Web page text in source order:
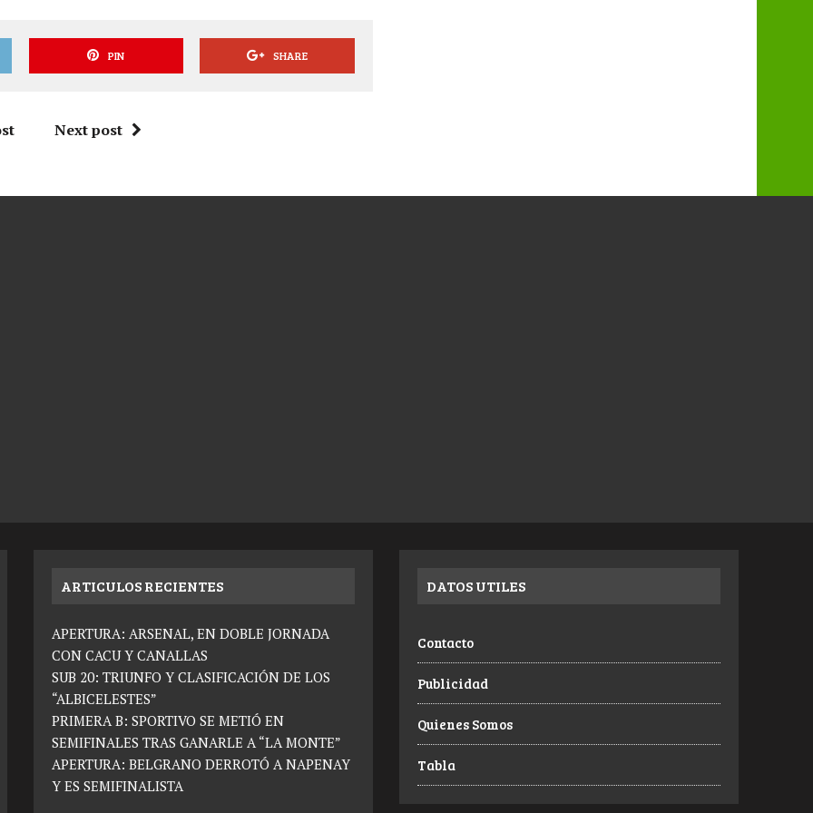
PIN SHARE
Next post
ARTICULOS RECIENTES
APERTURA: ARSENAL, EN DOBLE JORNADA
CON CACU Y CANALLAS
SUB 20: TRIUNFO Y CLASIFICACIÓN DE LOS
“ALBICELESTES”
PRIMERA B: SPORTIVO SE METIÓ EN
SEMIFINALES TRAS GANARLE A “LA MONTE”
APERTURA: BELGRANO DERROTÓ A NAPENAY
Y ES SEMIFINALISTA
DATOS UTILES
Contacto
Publicidad
Quienes Somos
Tabla